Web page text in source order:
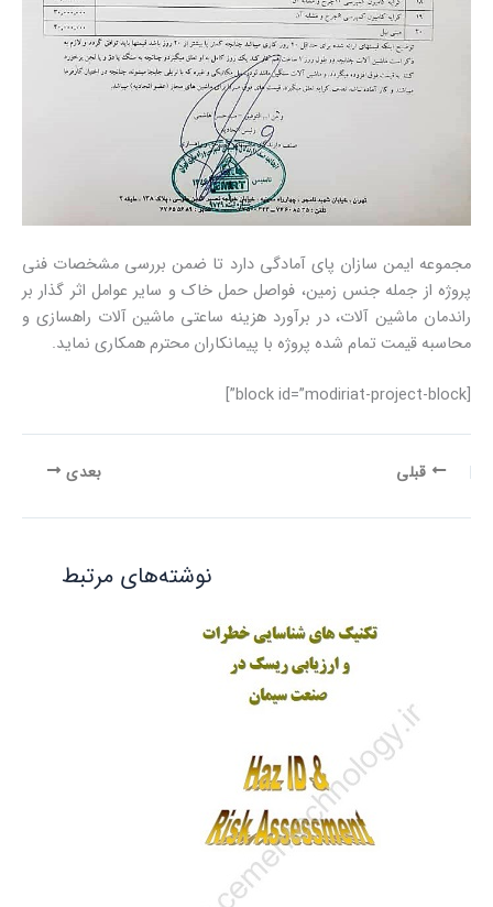
مجموعه ایمن سازان پای آمادگی دارد تا ضمن بررسی مشخصات فنی
پروژه از جمله جنس زمین، فواصل حمل خاک و سایر عوامل اثر گذار بر
راندمان ماشین آلات، در برآورد هزینه ساعتی ماشین آلات راهسازی و
محاسبه قیمت تمام شده پروژه با پیمانکاران محترم همکاری نماید.
[block id=”modiriat-project-block”]
قبلی بعدی
نوشته‌های مرتبط